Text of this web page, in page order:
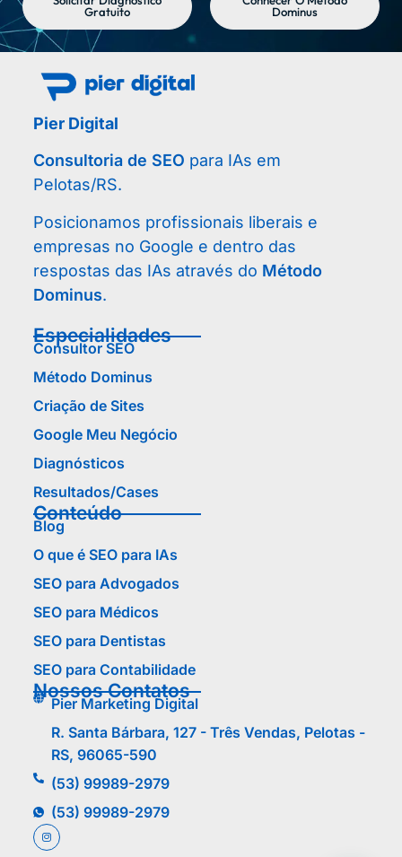
Gratuito
Dominus
Pier Digital
Consultoria de SEO para IAs em
Pelotas/RS.
Posicionamos profissionais liberais e
empresas no Google e dentro das
respostas das IAs através do Método
Dominus.
Especialidades
Consultor SEO
Método Dominus
Criação de Sites
Google Meu Negócio
Diagnósticos
Resultados/Cases
Conteúdo
Blog
O que é SEO para IAs
SEO para Advogados
SEO para Médicos
SEO para Dentistas
SEO para Contabilidade
Nossos Contatos
Pier Marketing Digital
R. Santa Bárbara, 127 - Três Vendas, Pelotas -
RS, 96065-590
(53) 99989-2979
(53) 99989-2979